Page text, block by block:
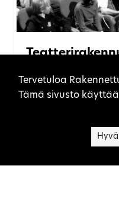
Sivuston
Tervetuloa
Tämä sivusto